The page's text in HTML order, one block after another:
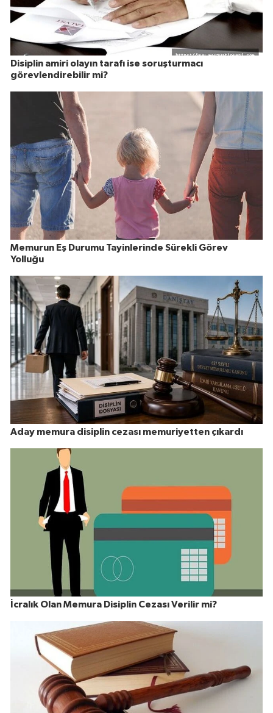
Disiplin amiri olayın tarafı ise soruşturmacı
görevlendirebilir mi?
Memurun Eş Durumu Tayinlerinde Sürekli Görev
Yolluğu
Aday memura disiplin cezası memuriyetten çıkardı
İcralık Olan Memura Disiplin Cezası Verilir mi?